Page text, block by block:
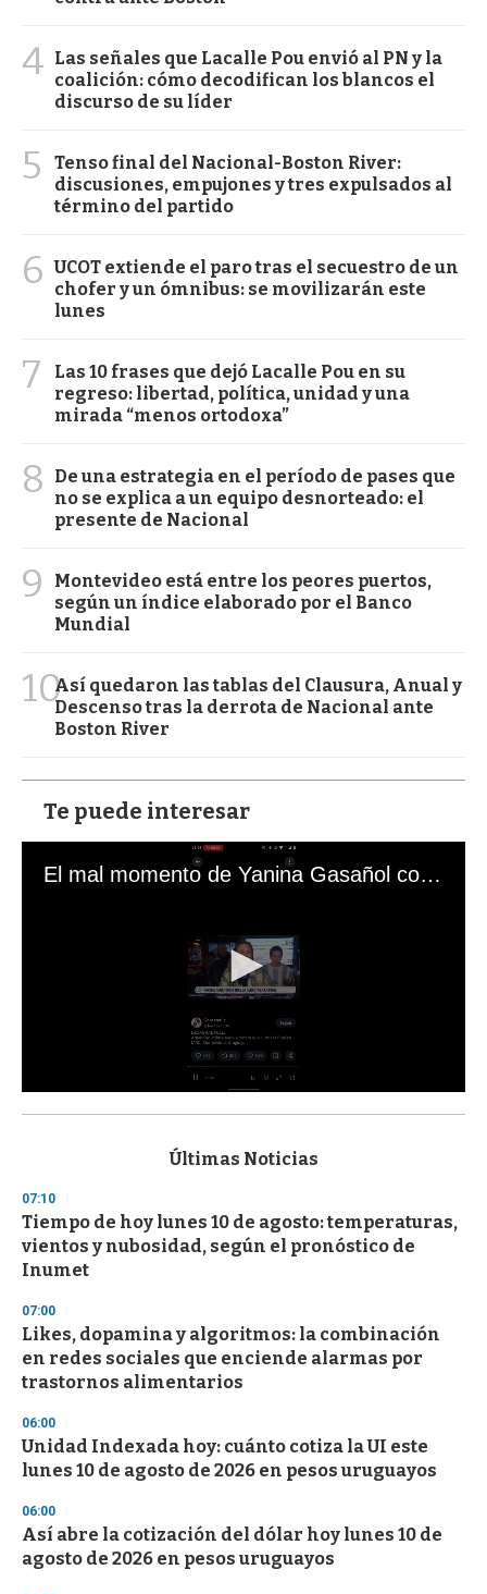
4 Las señales que Lacalle Pou envió al PN y la
coalición: cómo decodifican los blancos el
discurso de su líder
5
Tenso final del Nacional-Boston River:
discusiones, empujones y tres expulsados al
término del partido
6 UCOT extiende el paro tras el secuestro de un
chofer y un ómnibus: se movilizarán este
lunes
7
Las 10 frases que dejó Lacalle Pou en su
regreso: libertad, política, unidad y una
mirada “menos ortodoxa”
8
De una estrategia en el período de pases que
no se explica a un equipo desnorteado: el
presente de Nacional
9
Montevideo está entre los peores puertos,
según un índice elaborado por el Banco
Mundial
10Así quedaron las tablas del Clausura, Anual y
Descenso tras la derrota de Nacional ante
Boston River
Te puede interesar
El mal momento de Yanina Gasañol con un hincha argentino en "Subrayado"
s
d
s
o
f
3
s
e
c
o
n
Últimas Noticias
07:10
Tiempo de hoy lunes 10 de agosto: temperaturas,
vientos y nubosidad, según el pronóstico de
Inumet
07:00
Likes, dopamina y algoritmos: la combinación
en redes sociales que enciende alarmas por
trastornos alimentarios
06:00
Unidad Indexada hoy: cuánto cotiza la UI este
lunes 10 de agosto de 2026 en pesos uruguayos
06:00
Así abre la cotización del dólar hoy lunes 10 de
agosto de 2026 en pesos uruguayos